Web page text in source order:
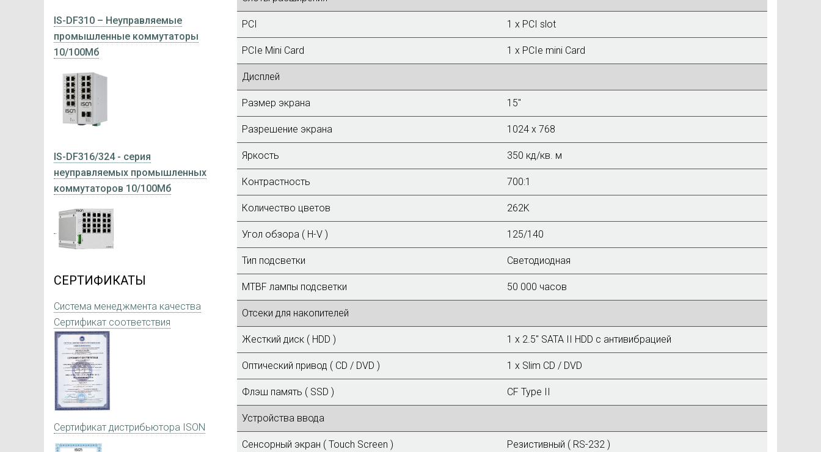
IS-DF310 – Неуправляемые
промышленные коммутаторы
10/100Мб
IS-DF316/324 - серия
неуправляемых промышленных
коммутаторов 10/100Мб
СЕРТИФИКАТЫ
Система менеджмента качества
Сертификат соответствия
Сертификат дистрибьютора ISON
PCI 1 x PCI slot
PCIe Mini Card 1 x PCIe mini Card
Дисплей
Размер экрана 15"
Разрешение экрана 1024 x 768
Яркость 350 кд/кв. м
Контрастность 700:1
Количество цветов 262K
Угол обзора ( H-V ) 125/140
Тип подсветки Светодиодная
MTBF лампы подсветки 50 000 часов
Отсеки для накопителей
Жесткий диск ( HDD ) 1 x 2.5" SATA II HDD с антивибрацией
Оптический привод ( CD / DVD ) 1 x Slim CD / DVD
Флэш память ( SSD ) CF Type II
Устройства ввода
Сенсорный экран ( Touch Screen ) Резистивный ( RS-232 )